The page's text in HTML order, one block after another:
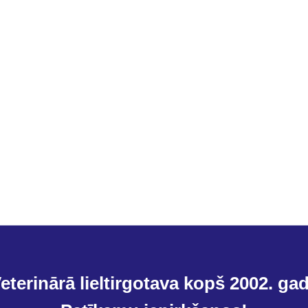
lieltirgotava kopš 2002.